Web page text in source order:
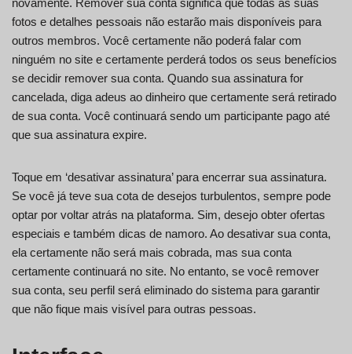
novamente. Remover sua conta significa que todas as suas
fotos e detalhes pessoais não estarão mais disponíveis para
outros membros. Você certamente não poderá falar com
ninguém no site e certamente perderá todos os seus benefícios
se decidir remover sua conta. Quando sua assinatura for
cancelada, diga adeus ao dinheiro que certamente será retirado
de sua conta. Você continuará sendo um participante pago até
que sua assinatura expire.
Toque em ‘desativar assinatura’ para encerrar sua assinatura.
Se você já teve sua cota de desejos turbulentos, sempre pode
optar por voltar atrás na plataforma. Sim, desejo obter ofertas
especiais e também dicas de namoro. Ao desativar sua conta,
ela certamente não será mais cobrada, mas sua conta
certamente continuará no site. No entanto, se você remover
sua conta, seu perfil será eliminado do sistema para garantir
que não fique mais visível para outras pessoas.